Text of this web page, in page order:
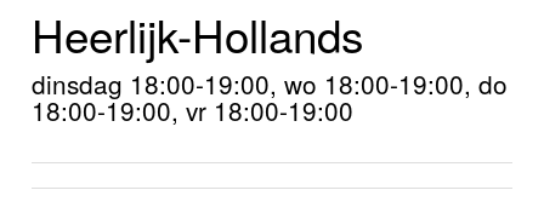
Home
Programma's
Heerlijk-Hollands
dinsdag 18:00-19:00, wo 18:00-19:00, do
18:00-19:00, vr 18:00-19:00